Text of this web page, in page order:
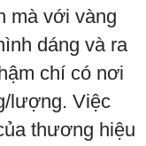
mà với vàng
dáng và ra
chí có nơi
lượng. Việc
thương hiệu